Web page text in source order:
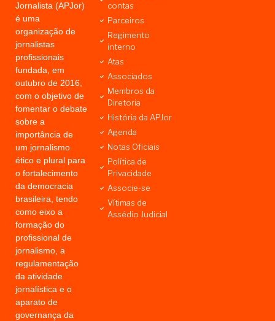
Jornalista (APJor)
é uma
organização de
jornalistas
profissionais
fundada, em
outubro de 2016,
com o objetivo de
fomentar o debate
sobre a
importância de
um jornalismo
ético e plural para
o fortalecimento
da democracia
brasileira, tendo
como eixo a
formação do
profissional de
jornalismo, a
regulamentação
da atividade
jornalística e o
aparato de
governança da
contas
Parceiros
Regimento
interno
Atas
Associados
Membros da
Diretoria
História da APJor
Agenda
Notas Oficiais
Política de
Privacidade
Associe-se
Vítimas de
Assédio Judicial